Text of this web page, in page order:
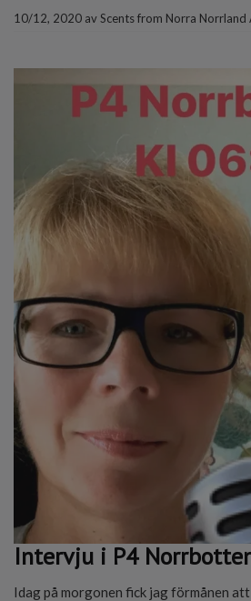
10/12, 2020 avScents from Norra Norrland
Intervju i P4
Idag på morgonen fick jag förmånen